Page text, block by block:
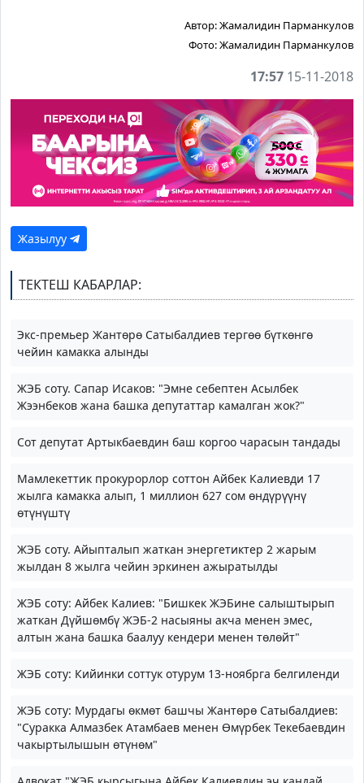
Автор:Жамалидин Парманкулов
Фото:Жамалидин Парманкулов
17:57 15-11-2018
Жазылуу
ТЕКТЕШ КАБАРЛАР:
Экс-премьер Жантөрө Сатыбалдиев тергөө бүткөнгө
чейин камакка алынды
ЖЭБ соту. Сапар Исаков: "Эмне себептен Асылбек
Жээнбеков жана башка депутаттар камалган жок?"
Сот депутат Артыкбаевдин баш коргоо чарасын тандады
Мамлекеттик прокурорлор соттон Айбек Калиевди 17
жылга камакка алып, 1 миллион 627 сом өндүрүүнү
өтүнүштү
ЖЭБ соту. Айыпталып жаткан энергетиктер 2 жарым
жылдан 8 жылга чейин эркинен ажыратылды
ЖЭБ соту: Айбек Калиев: "Бишкек ЖЭБине салыштырып
жаткан Дүйшөмбү ЖЭБ-2 насыяны акча менен эмес,
алтын жана башка баалуу кендери менен төлөйт"
ЖЭБ соту: Кийинки соттук отурум 13-ноябрга белгиленди
ЖЭБ соту: Мурдагы өкмөт башчы Жантөрө Сатыбалдиев:
"Суракка Алмазбек Атамбаев менен Өмүрбек Текебаевдин
чакыртылышын өтүнөм"